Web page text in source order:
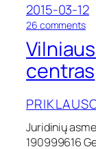
o
r
a
v
i
t
a
m
e
d
i
2015-03-12
26 commentso
V
i
l
i
u
s
centras
Juridinių
190999616